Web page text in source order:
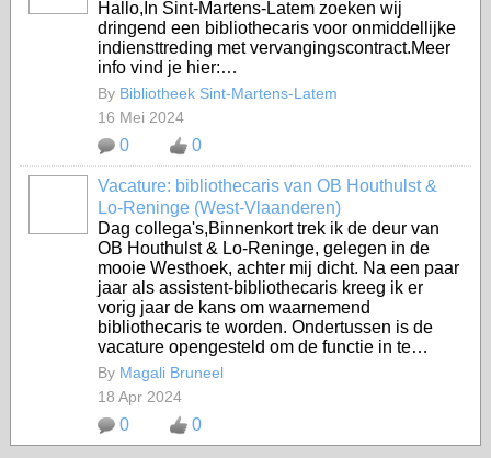
Hallo,In Sint-Martens-Latem zoeken wij
dringend een bibliothecaris voor onmiddellijke
indiensttreding met vervangingscontract.Meer
info vind je hier:…
By Bibliotheek Sint-Martens-Latem
16 Mei 2024
0 0
Vacature: bibliothecaris van OB Houthulst &
Lo-Reninge (West-Vlaanderen)
Dag collega's,Binnenkort trek ik de deur van
OB Houthulst & Lo-Reninge, gelegen in de
mooie Westhoek, achter mij dicht. Na een paar
jaar als assistent-bibliothecaris kreeg ik er
vorig jaar de kans om waarnemend
bibliothecaris te worden. Ondertussen is de
vacature opengesteld om de functie in te…
By Magali Bruneel
18 Apr 2024
0 0